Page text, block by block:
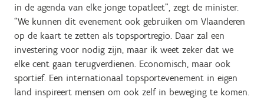
in de agenda van elke jonge topatleet”, zegt de minister.
“We kunnen dit evenement ook gebruiken om Vlaanderen
op de kaart te zetten als topsportregio. Daar zal een
investering voor nodig zijn, maar ik weet zeker dat we
elke cent gaan terugverdienen. Economisch, maar ook
sportief. Een internationaal topsportevenement in eigen
land inspireert mensen om ook zelf in beweging te komen.